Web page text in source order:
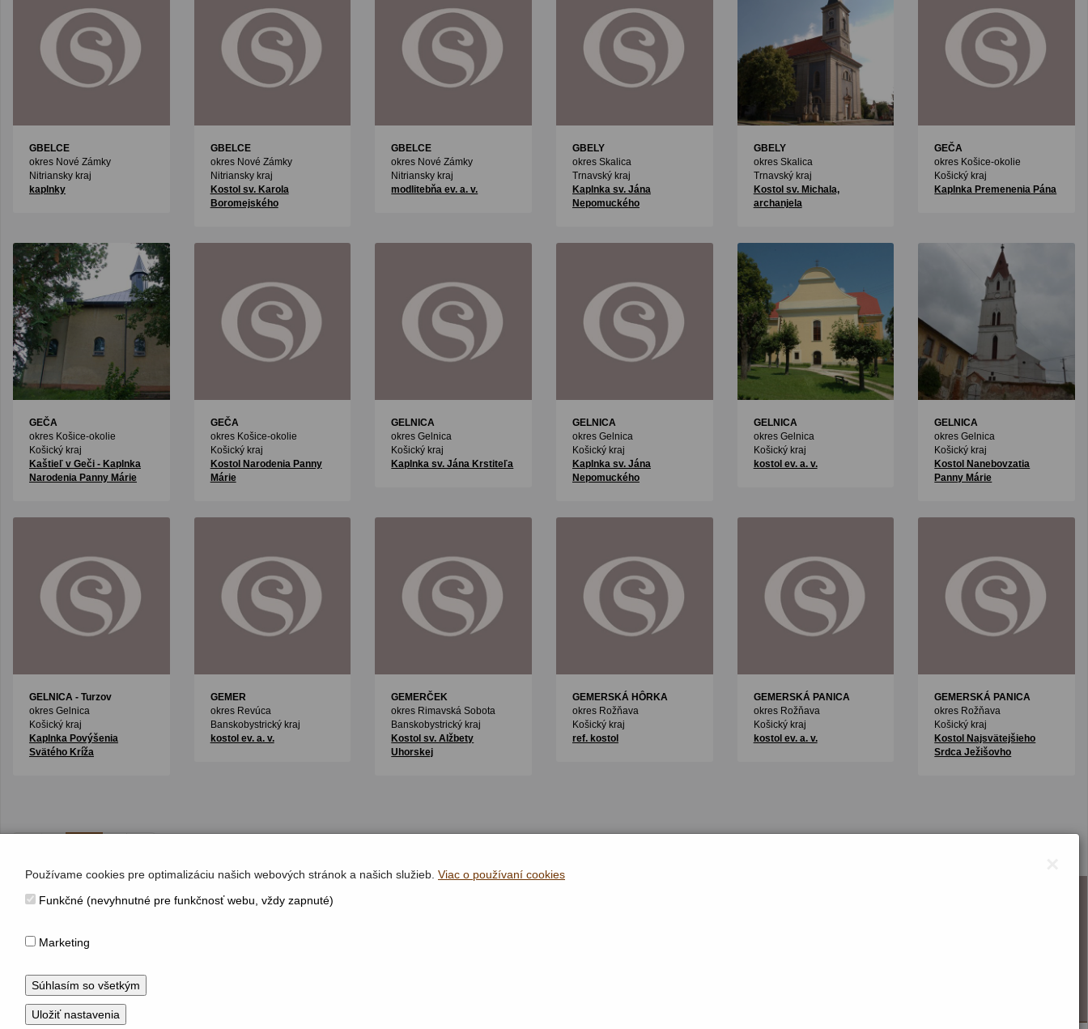
GBELCE
okres Nové Zámky
Nitriansky kraj
kaplnky
GBELCE
okres Nové Zámky
Nitriansky kraj
Kostol sv. Karola
Boromejského
GBELCE
okres Nové Zámky
Nitriansky kraj
modlitebňa ev. a. v.
GBELY
okres Skalica
Trnavský kraj
Kaplnka sv. Jána
Nepomuckého
GBELY
okres Skalica
Trnavský kraj
Kostol sv. Michala,
archanjela
GEČA
okres Košice-okolie
Košický kraj
Kaplnka Premenenia Pána
GEČA
okres Košice-okolie
Košický kraj
Kaštieľ v Geči - Kaplnka
Narodenia Panny Márie
GEČA
okres Košice-okolie
Košický kraj
Kostol Narodenia Panny
Márie
GELNICA
okres Gelnica
Košický kraj
Kaplnka sv. Jána Krstiteľa
GELNICA
okres Gelnica
Košický kraj
Kaplnka sv. Jána
Nepomuckého
GELNICA
okres Gelnica
Košický kraj
kostol ev. a. v.
GELNICA
okres Gelnica
Košický kraj
Kostol Nanebovzatia
Panny Márie
GELNICA - Turzov
okres Gelnica
Košický kraj
Kaplnka Povýšenia
Svätého Kríža
GEMER
okres Revúca
Banskobystrický kraj
kostol ev. a. v.
GEMERČEK
okres Rimavská Sobota
Banskobystrický kraj
Kostol sv. Alžbety
Uhorskej
GEMERSKÁ HÔRKA
okres Rožňava
Košický kraj
ref. kostol
GEMERSKÁ PANICA
okres Rožňava
Košický kraj
kostol ev. a. v.
GEMERSKÁ PANICA
okres Rožňava
Košický kraj
Kostol Najsvätejšieho
Srdca Ježišovho
KONTAKT
Hudobné centrum
+421 (2) 2047 0111, info@hc.sk
www.hc.sk
Používame cookies pre optimalizáciu našich webových stránok a našich služieb. Viac o používaní cookies
Funkčné (nevyhnutné pre funkčnosť webu, vždy zapnuté)
Marketing